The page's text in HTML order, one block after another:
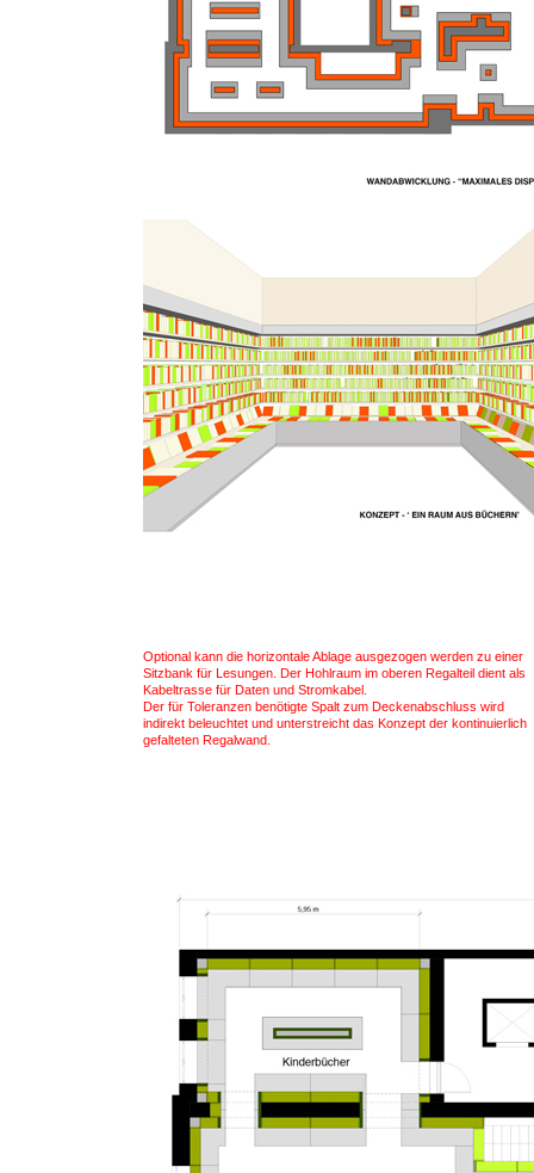
Optional kann die horizontale Ablage ausgezogen werden zu einer
Sitzbank für Lesungen. Der Hohlraum im oberen Regalteil dient als
Kabeltrasse für Daten und Stromkabel.
Der für Toleranzen benötigte Spalt zum Deckenabschluss wird
indirekt beleuchtet und unterstreicht das Konzept der kontinuierlich
gefalteten Regalwand.